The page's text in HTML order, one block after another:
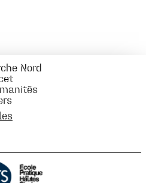
Nord